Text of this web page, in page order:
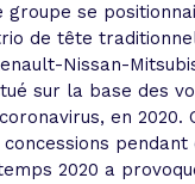
groupe se
de tête
Nissan-
sur la base des
en 2020.
pendant
2020 a